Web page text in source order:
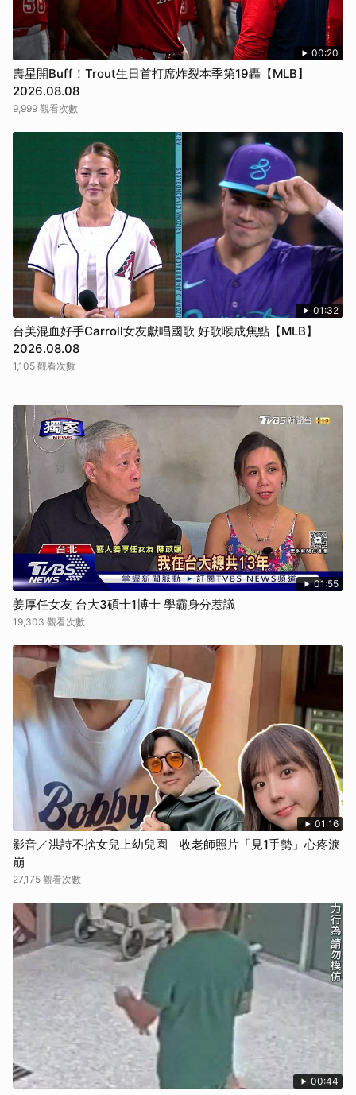
00:20
壽星開Buff！Trout生日首打席炸裂本季第19轟【MLB】
2026.08.08
9,999 觀看次數
01:32
台美混血好手Carroll女友獻唱國歌 好歌喉成焦點【MLB】
2026.08.08
1,105 觀看次數
01:55
姜厚任女友 台大3碩士1博士 學霸身分惹議
19,303 觀看次數
01:16
影音／洪詩不捨女兒上幼兒園 收老師照片「見1手勢」心疼淚
崩
27,175 觀看次數
00:44